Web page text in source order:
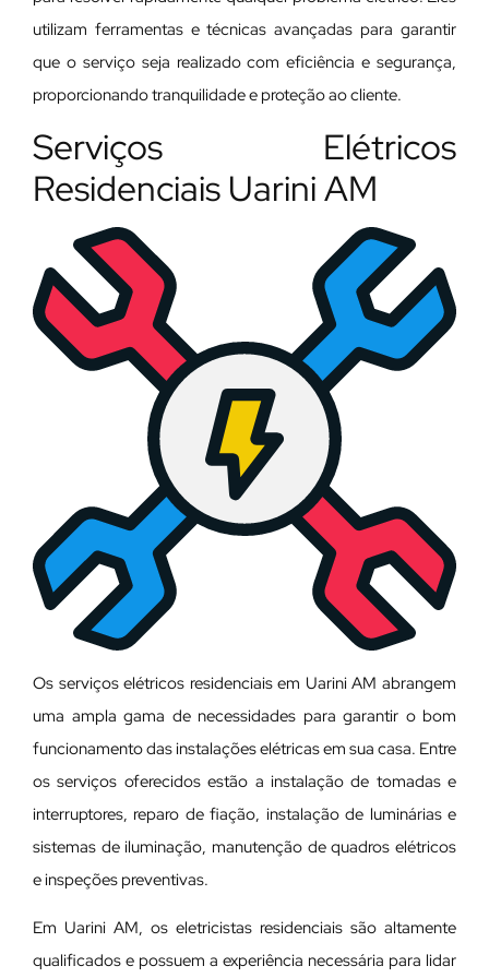
utilizam ferramentas e técnicas avançadas para garantir
que o serviço seja realizado com eficiência e segurança,
proporcionando tranquilidade e proteção ao cliente.
Serviços Elétricos
Residenciais Uarini AM
Os serviços elétricos residenciais em Uarini AM abrangem
uma ampla gama de necessidades para garantir o bom
funcionamento das instalações elétricas em sua casa. Entre
os serviços oferecidos estão a instalação de tomadas e
interruptores, reparo de fiação, instalação de luminárias e
sistemas de iluminação, manutenção de quadros elétricos
e inspeções preventivas.
Em Uarini AM, os eletricistas residenciais são altamente
qualificados e possuem a experiência necessária para lidar